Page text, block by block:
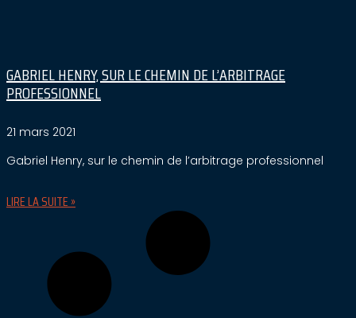
GABRIEL HENRY, SUR LE CHEMIN DE L’ARBITRAGE
PROFESSIONNEL
21 mars 2021
Gabriel Henry, sur le chemin de l’arbitrage professionnel
LIRE LA SUITE »